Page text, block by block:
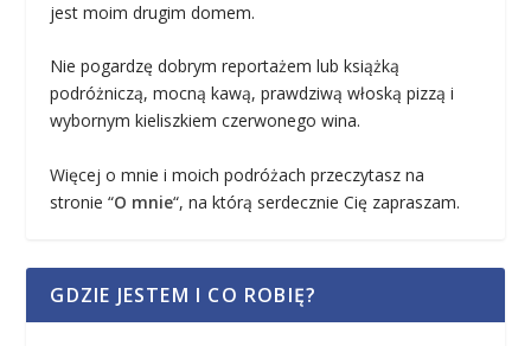
jest moim drugim domem.
Nie pogardzę dobrym reportażem lub książką
podróżniczą, mocną kawą, prawdziwą włoską pizzą i
wybornym kieliszkiem czerwonego wina.
Więcej o mnie i moich podróżach przeczytasz na
stronie “O mnie“, na którą serdecznie Cię zapraszam.
GDZIE JESTEM I CO ROBIĘ?